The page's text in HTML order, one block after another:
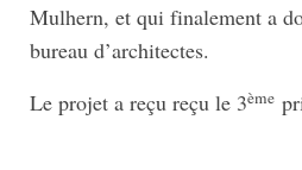
Mulhern, et qui finalement a
bureau d’architectes.
Le projet a reçu reçu le 3ème